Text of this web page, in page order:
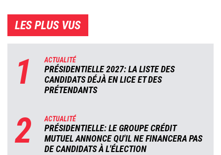
LES PLUS VUS
1 ACTUALITÉ
PRÉSIDENTIELLE 2027: LA LISTE DES
CANDIDATS DÉJÀ EN LICE ET DES
PRÉTENDANTS
2 ACTUALITÉ
PRÉSIDENTIELLE: LE GROUPE CRÉDIT
MUTUEL ANNONCE QU'IL NE FINANCERA PAS
DE CANDIDATS À L'ÉLECTION